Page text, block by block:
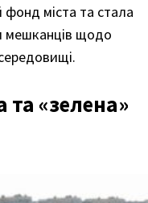
міста та стала
мешканців щодо
та «зелена»